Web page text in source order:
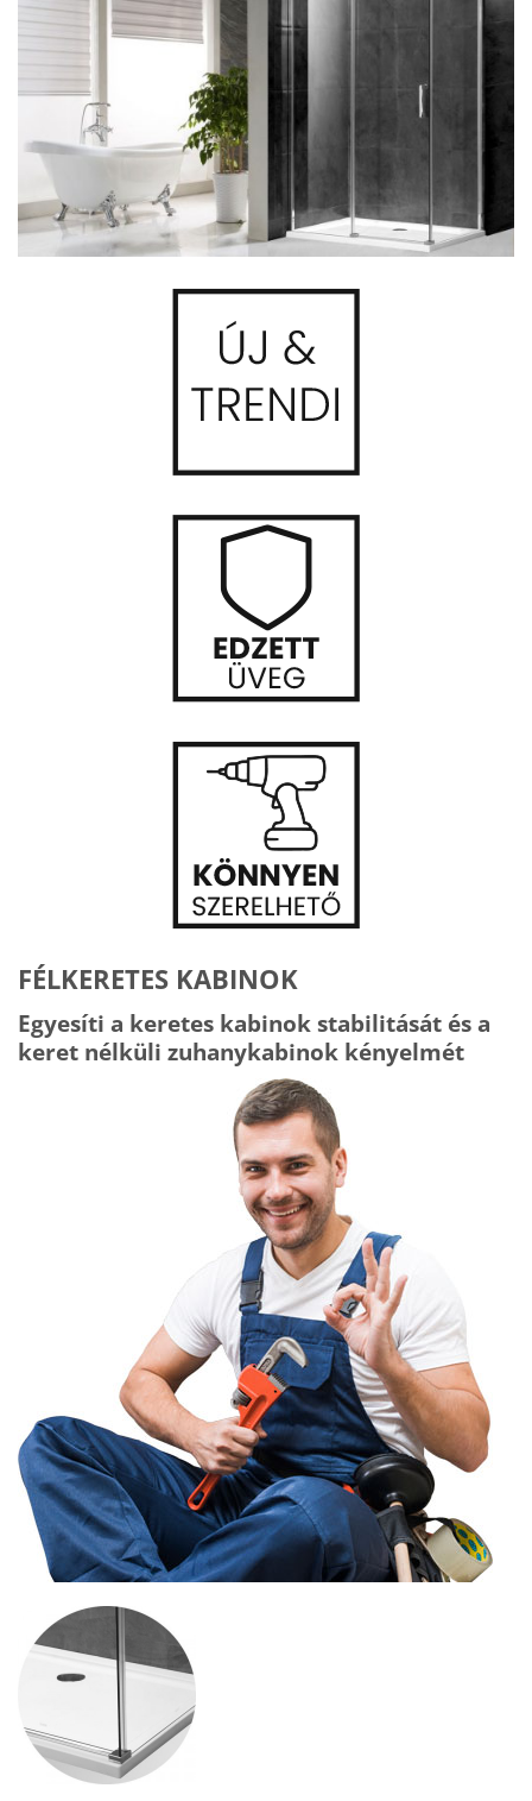
FÉLKERETES KABINOK
Egyesíti a keretes kabinok stabilitását és a
keret nélküli zuhanykabinok kényelmét